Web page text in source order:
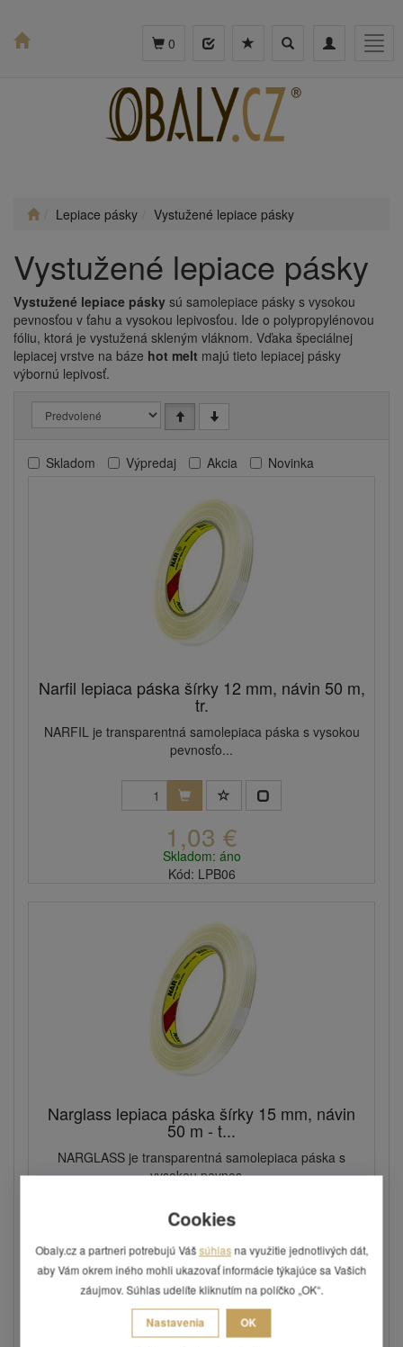
Toggle
Toggle
0
Lepiace pásky Vystužené lepiace pásky
Vystužené lepiace pásky
Vystužené lepiace pásky sú samolepiace pásky s vysokou
pevnosťou v ťahu a vysokou lepivosťou. Ide o polypropylénovou
fóliu, ktorá je vystužená skleným vláknom. Vďaka špeciálnej
lepiacej vrstve na báze hot melt majú tieto lepiacej pásky
výbornú lepivosť.
Skladom Výpredaj Akcia Novinka
Narfil lepiaca páska šírky 12 mm, návin 50 m,
tr.
NARFIL je transparentná samolepiaca páska s vysokou
pevnosťo...
1,03 €
Skladom: áno
Kód: LPB06
Narglass lepiaca páska šírky 15 mm, návin
50 m - t...
NARGLASS je transparentná samolepiaca páska s
vysokou pevnos...
1,54 €
Skladom: áno
Kód: LPB07
Cookies
Obaly.cz a partneri potrebujú Vášsúhlas na využitie jednotlivých dát,
aby Vám okrem iného mohli ukazovať informácie týkajúce sa Vašich
záujmov. Súhlas udelíte kliknutím na políčko „OK“.
Nastavenia OK